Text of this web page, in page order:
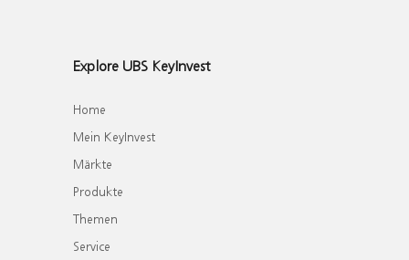
Explore UBS KeyInvest
Home
Mein KeyInvest
Märkte
Produkte
Themen
Service